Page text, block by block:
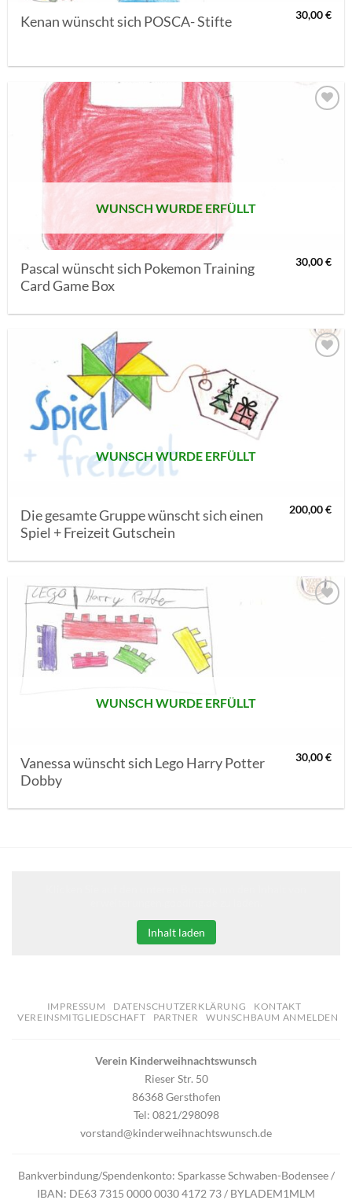
Kenan wünscht sich POSCA- Stifte 30,00€
WUNSCH WURDE ERFÜLLT
Pascal wünscht sich Pokemon Training
Card Game Box
30,00€
SETZEN
WUNSCH WURDE ERFÜLLT
Die gesamte Gruppe wünscht sich einen
Spiel + Freizeit Gutschein
200,00€
WUNSCH WURDE ERFÜLLT
Vanessa wünscht sich Lego Harry Potter
Dobby
30,00€
Inhalt laden
IMPRESSUM DATENSCHUTZERKLÄRUNG
KONTAKT
VEREINSMITGLIEDSCHAFT
PARTNER WUNSCHBAUM ANMELDEN
Verein Kinderweihnachtswunsch
Rieser Str. 50
86368 Gersthofen
Tel: 0821/298098
vorstand@kinderweihnachtswunsch.de
Bankverbindung/Spendenkonto: Sparkasse Schwaben-Bodensee /
IBAN: DE63 7315 0000 0030 4172 73 / BYLADEM1MLM